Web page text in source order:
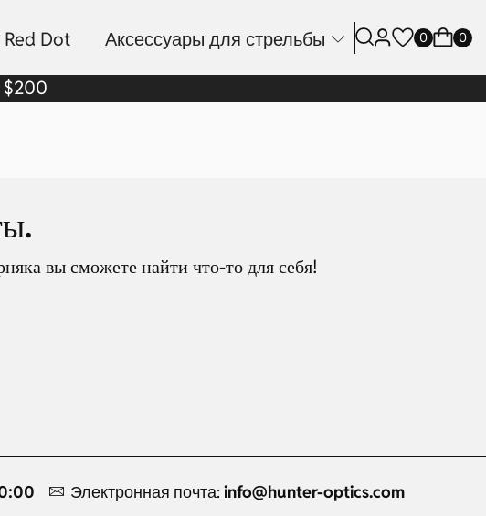
Dot Аксессуары для стрельбы 0 0
$200
вы сможете найти что-то для себя!
Электронная почта: info@hunter-optics.com